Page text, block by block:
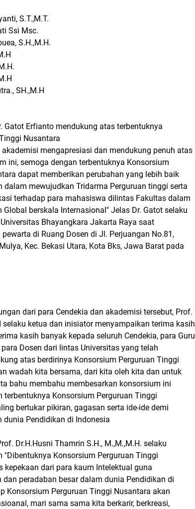
S.T.,M.T.
Ssi Msc.
S.H.,M.H.
SH.,M.H
Gatot Erfianto mendukung atas terbentuknya
Nusantara
mengapresiasi dan mendukung penuh atas
ini, semoga dengan terbentuknya Konsorsium
dapat memberikan perubahan yang lebih baik
dalam mewujudkan Tridarma Perguruan tinggi serta
terhadap para mahasiswa dilintas Fakultas dalam
berskala Internasional" Jelas Dr. Gatot selaku
Bhayangkara Jakarta Raya saat
di Ruang Dosen di Jl. Perjuangan No.81,
Kec. Bekasi Utara, Kota Bks, Jawa Barat pada
dari para Cendekia dan akademisi tersebut, Prof.
selaku ketua dan inisiator menyampaikan terima kasih
kasih banyak kepada seluruh Cendekia, para Guru
Dosen dari lintas Universitas yang telah
atas berdirinya Konsorsium Perguruan Tinggi
wadah kita bersama, dari kita oleh kita dan untuk
bahu membahu membesarkan konsorsium ini
terbentuknya Konsorsium Perguruan Tinggi
bertukar pikiran, gagasan serta ide-ide demi
dunia Pendidikan di Indonesia
Dr.H.Husni Thamrin S.H., M.,M.,M.H. selaku
"Dibentuknya Konsorsium Perguruan Tinggi
kepekaan dari para kaum Intelektual guna
peradaban besar dalam dunia Pendidikan di
Konsorsium Perguruan Tinggi Nusantara akan
mari sama sama kita berkarir, berkreasi,